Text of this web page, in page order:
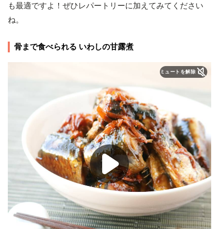
も最適ですよ！ぜひレパートリーに加えてみてください
ね。
骨まで食べられる いわしの甘露煮
ミュートを解除